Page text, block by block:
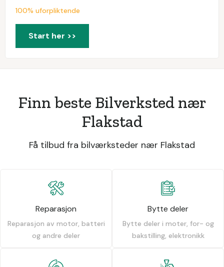
100% uforpliktende
Start her >>
Finn beste Bilverksted nær
Flakstad
Få tilbud fra bilværksteder nær Flakstad
Reparasjon
Reparasjon av motor, batteri
og andre deler
Bytte deler
Bytte deler i moter, for- og
bakstilling, elektronikk